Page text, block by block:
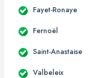
Fayet-Ronaye
Fernoël
Saint-Anastaise
Valbeleix